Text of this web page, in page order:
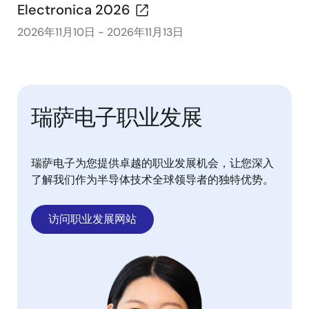
Electronica 2026
2026年11月10日 - 2026年11月13日
瑞萨电子职业发展
瑞萨电子为您提供卓越的职业发展机会，让您深入
了解我们作为半导体技术全球领导者的独特优势。
访问职业发展网站